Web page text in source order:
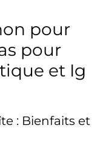
pour
pour
et Ig
: Bienfaits et